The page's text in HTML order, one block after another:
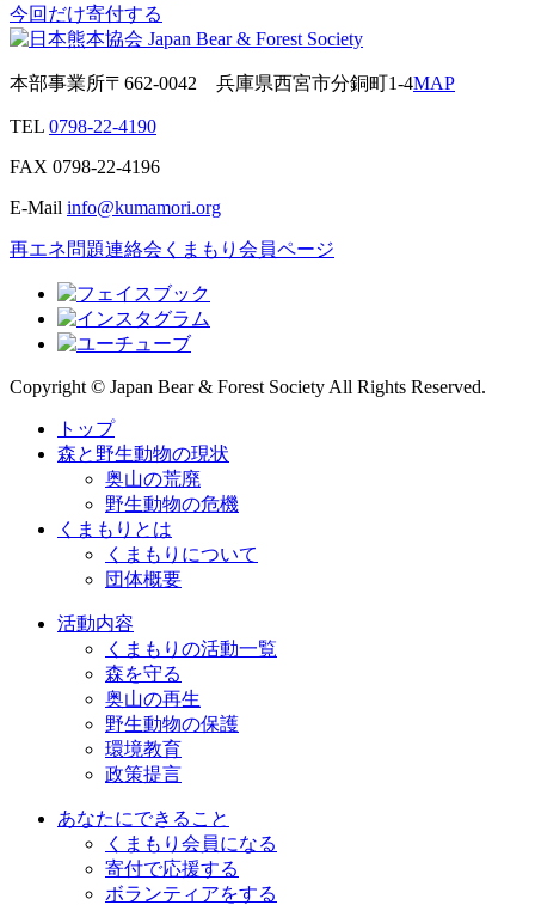
今回だけ寄付する
本部事業所〒662-0042 兵庫県西宮市分銅町1-4MAP
TEL 0798-22-4190
FAX 0798-22-4196
E-Mail info@kumamori.org
再エネ問題連絡会 くまもり会員ページ
Copyright © Japan Bear & Forest Society All Rights Reserved.
トップ
森と野生動物の現状
奥山の荒廃
野生動物の危機
くまもりとは
くまもりについて
団体概要
活動内容
くまもりの活動一覧
森を守る
奥山の再生
野生動物の保護
環境教育
政策提言
あなたにできること
くまもり会員になる
寄付で応援する
ボランティアをする